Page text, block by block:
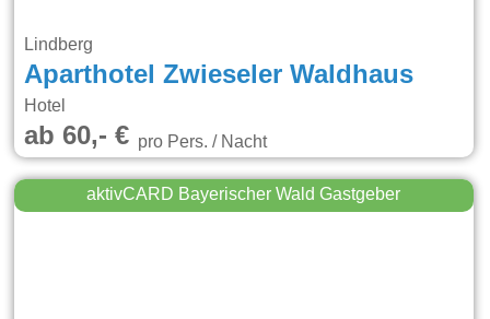
Lindberg
Aparthotel Zwieseler Waldhaus
Hotel
ab 60,- €pro Pers. / Nacht
aktivCARD Bayerischer Wald Gastgeber